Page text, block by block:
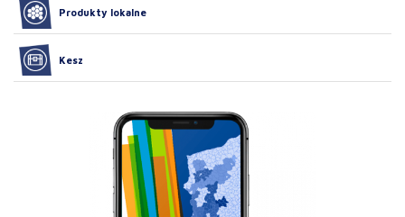
Produkty lokalne
Kesz